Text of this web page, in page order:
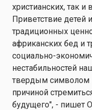
христианских, так и
Приветствие детей
традиционных
африканских бед и
социально-
нестабильностей
твердым символом
причиной
будущего", - пишет